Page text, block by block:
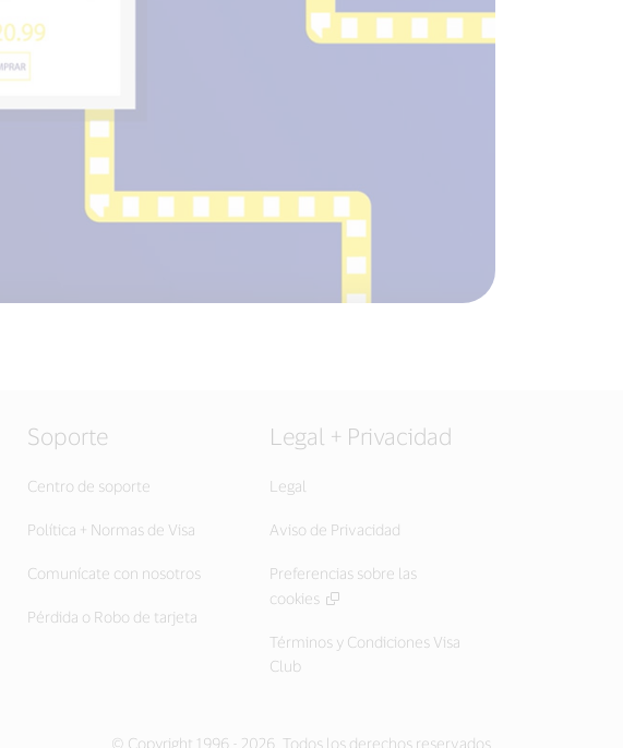
Soporte
Centro de soporte
Política + Normas de Visa
Comunícate con nosotros
Pérdida o Robo de tarjeta
Legal + Privacidad
Legal
Aviso de Privacidad
Preferencias sobre las
cookies
Términos y Condiciones Visa
Club
© Copyright 1996 - 2026. Todos los derechos reservados.